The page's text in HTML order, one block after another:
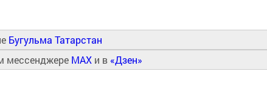
Бугульма Татарстан
мессенджере MAX и в «Дзен»